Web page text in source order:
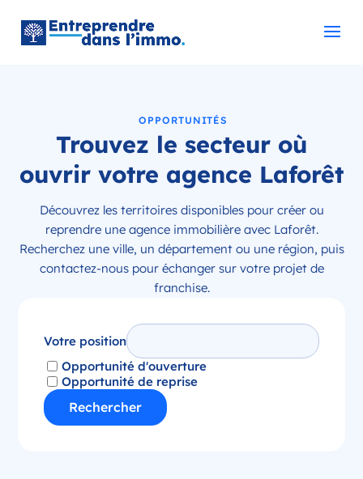
OPPORTUNITÉS
Trouvez le secteur où
ouvrir votre agence Laforêt
Découvrez les territoires disponibles pour créer ou
reprendre une agence immobilière avec Laforêt.
Recherchez une ville, un département ou une région, puis
contactez-nous pour échanger sur votre projet de
franchise.
Votre position
Opportunité d'ouverture
Opportunité de reprise